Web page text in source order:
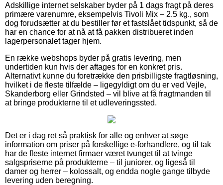
Adskillige internet selskaber byder på 1 dags fragt på deres
primære varenumre, eksempelvis Tivoli Mix – 2.5 kg., som
dog forudsætter at du bestiller før et fastslået tidspunkt, så de
har en chance for at nå at få pakken distribueret inden
lagerpersonalet tager hjem.
En række webshops byder på gratis levering, men
undertiden kun hvis der aftages for en konkret pris.
Alternativt kunne du foretrække den prisbilligste fragtløsning,
hvilket i de fleste tilfælde – ligegyldigt om du er ved Vejle,
Skanderborg eller Grindsted – vil blive at få fragtmanden til
at bringe produkterne til et udleveringssted.
Det er i dag ret så praktisk for alle og enhver at søge
information om priser på forskellige e-forhandlere, og til tak
har de fleste internet firmaer været tvunget til at tvinge
salgspriserne på produkterne – til juniorer, og ligeså til
damer og herrer – kolossalt, og endda nogle gange tilbyde
levering uden beregning.